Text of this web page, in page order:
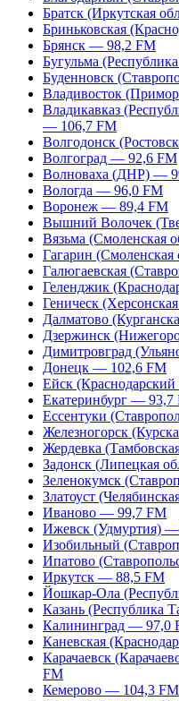
Братск (Иркутская
Бриньковская
Брянск — 98,2 FM
Бугульма
Буденновск
Владивосток
Владикавказ
— 106,7 FM
Волгодонск
Волгоград — 92,6 FM
Волноваха (ДНР) —
Вологда — 96,0 FM
Воронеж — 89,4 FM
Вышний Волочек
Вязьма (Смоленская
Гагарин
Галюгаевская
Геленджик
Геническ
Далматово
Дзержинск
Димитровград
Донецк — 102,6 FM
Ейск
Екатеринбург — 93,7
Ессентуки
Железногорск
Жердевка
Задонск (Липецкая
Зеленокумск
Златоуст
Иваново — 99,7 FM
Ижевск (Удмуртия)
Изобильный
Ипатово
Иркутск — 88,5 FM
Йошкар-Ола
Казань (Республика
Калининград — 97,0
Каневская
Карачаевск
FM
Кемерово — 104,3 FM